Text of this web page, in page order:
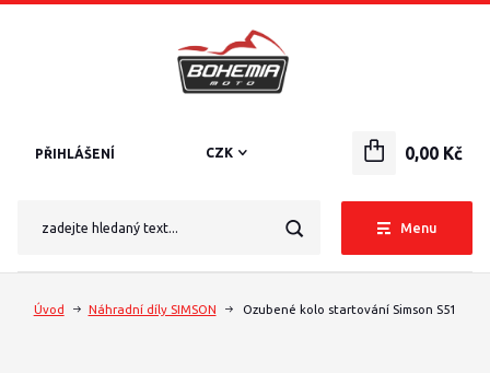
Menu
CZK
PŘIHLÁŠENÍ 0,00 Kč
Úvod Náhradní díly SIMSON Ozubené kolo startování Simson S51